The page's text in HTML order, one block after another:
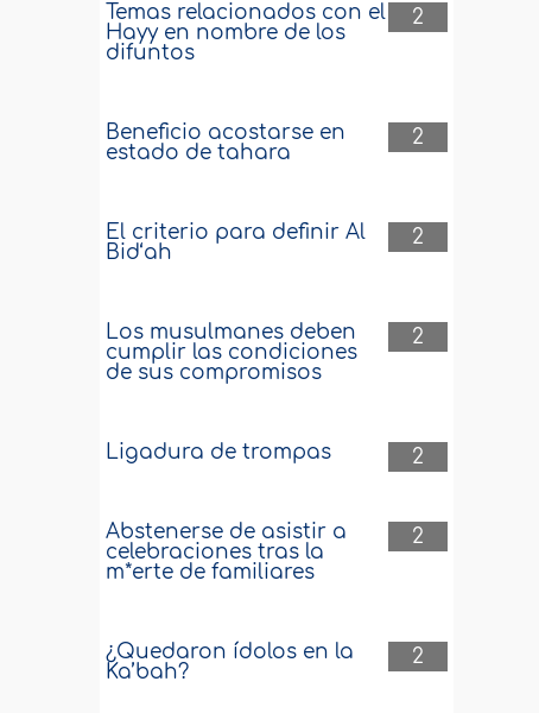
2
Temas relacionados con el
Hayy en nombre de los
difuntos
2
Beneficio acostarse en
estado de tahara
2
El criterio para definir Al
Bid‘ah
2
Los musulmanes deben
cumplir las condiciones
de sus compromisos
2
Ligadura de trompas
2
Abstenerse de asistir a
celebraciones tras la
m*erte de familiares
2
¿Quedaron ídolos en la
Ka’bah?